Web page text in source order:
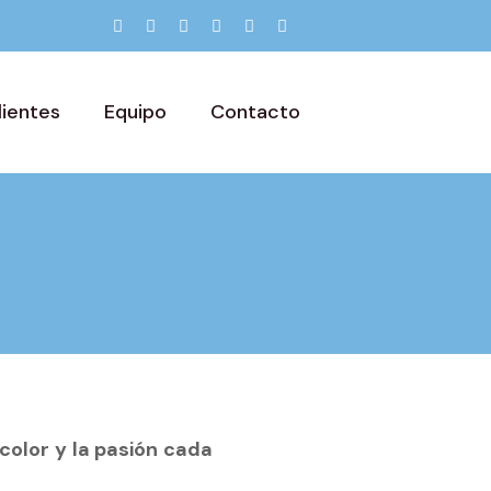
Equipo Contacto
y la pasión cada